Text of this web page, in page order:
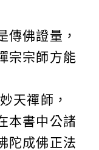
傳佛證量，
宗宗師方能
天禪師，
本書中公諸
陀成佛正法